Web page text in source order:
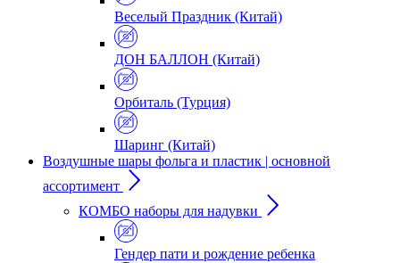
Веселый Праздник (Китай)
ДОН БАЛЛОН (Китай)
Орбиталь (Турция)
Шаринг (Китай)
Воздушные шары фольга и пластик | основной
ассортимент
КОМБО наборы для надувки
Гендер пати и рождение ребенка